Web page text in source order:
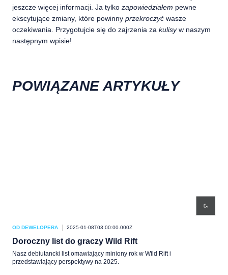
jeszcze więcej informacji. Ja tylko zapowiedziałem pewne
ekscytujące zmiany, które powinny przekroczyć wasze
oczekiwania. Przygotujcie się do zajrzenia za kulisyw naszym
następnym wpisie!
POWIĄZANE ARTYKUŁY
OD DEWELOPERA 2025-01-08T03:00:00.000Z
Doroczny list do graczy Wild Rift
Nasz debiutancki list omawiający miniony rok w Wild Rift i
przedstawiający perspektywy na 2025.